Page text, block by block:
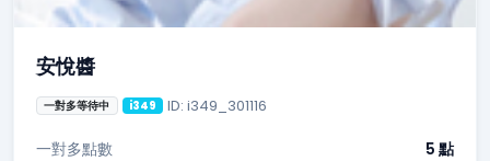
安悅醬
一對多等待中 i349 ID: i349_301116
一對多點數
5 點